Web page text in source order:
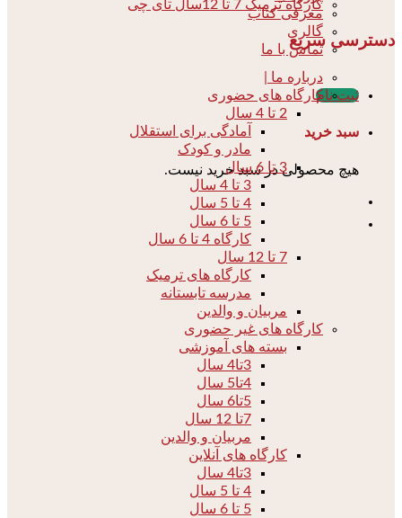
معرفی کتاب
گالری
تماس با ما
ثبت نام
سبد خرید
هیچ محصولی در سبد خرید نیست.
کارگاه ترمیک 7 تا 12سال تای چی
دسترسی سریع
درباره ما |
کارگاه های حضوری
2 تا 4 سال
آمادگی برای استقلال
مادر و کودک
3 تا 6 سال
3 تا 4 سال
4 تا 5 سال
5 تا 6 سال
کارگاه 4 تا 6 سال
7 تا 12 سال
کارگاه های ترمیک
مدرسه تابستانه
مربیان و والدین
کارگاه های غیر حضوری
بسته های آموزشی
3تا4 سال
4تا5 سال
5تا6 سال
7تا 12 سال
مربیان و والدین
کارگاه های آنلاین
3تا4 سال
4 تا 5 سال
5 تا 6 سال